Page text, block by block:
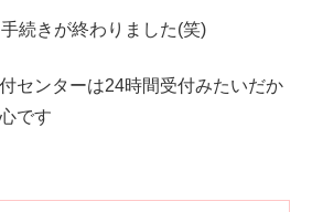
続きが終わりました(笑)
センターは24時間受付みたいだか
です